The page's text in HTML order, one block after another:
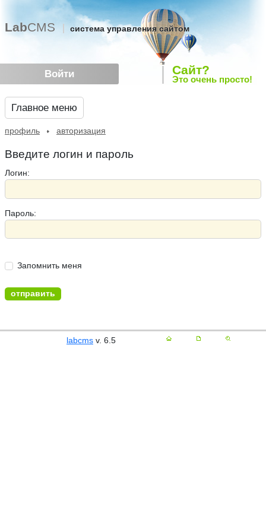
Войти
LabCMS система управления сайтом
Сайт?
Это очень просто!
Главное меню
профиль авторизация
Введите логин и пароль
Логин:
Пароль:
Запомнить меня
labcms v. 6.5